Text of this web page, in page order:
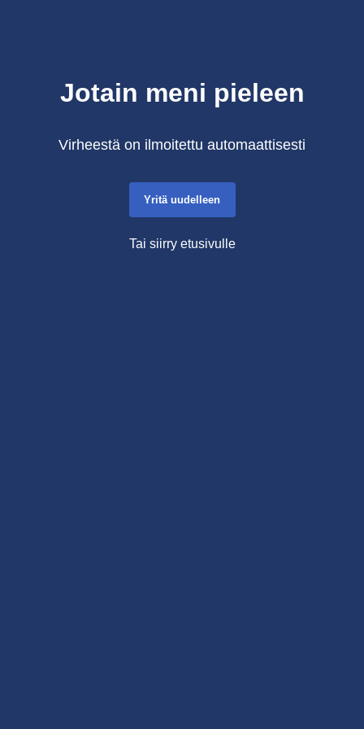
Jotain meni pieleen
Virheestä on ilmoitettu automaattisesti
Yritä uudelleen
Tai siirry etusivulle